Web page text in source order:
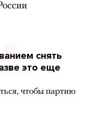
снять
это еще
чтобы партию